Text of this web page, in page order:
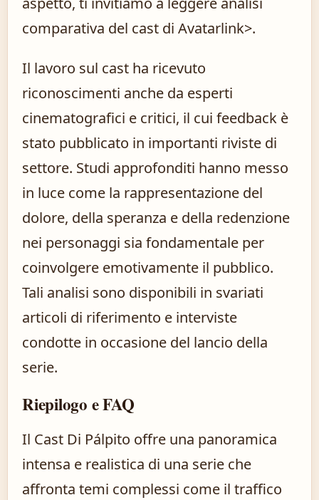
comparativa del cast di Avatarlink>.
Il lavoro sul cast ha ricevuto
riconoscimenti anche da esperti
cinematografici e critici, il cui feedback è
stato pubblicato in importanti riviste di
settore. Studi approfonditi hanno messo
in luce come la rappresentazione del
dolore, della speranza e della redenzione
nei personaggi sia fondamentale per
coinvolgere emotivamente il pubblico.
Tali analisi sono disponibili in svariati
articoli di riferimento e interviste
condotte in occasione del lancio della
serie.
Riepilogo e FAQ
Il Cast Di Pálpito offre una panoramica
intensa e realistica di una serie che
affronta temi complessi come il traffico